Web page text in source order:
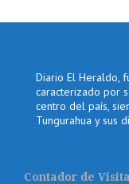
Diario El Heraldo,
caracterizado por
centro del país,
Tungurahua y sus
Contador de